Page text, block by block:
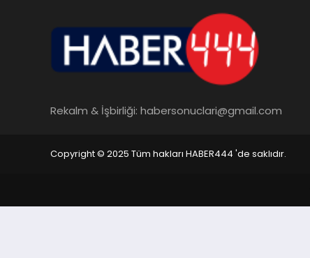
Rekalm & İşbirliği: habersonuclari@gmail.com
Copyright © 2025 Tüm hakları HABER444 'de saklıdır.